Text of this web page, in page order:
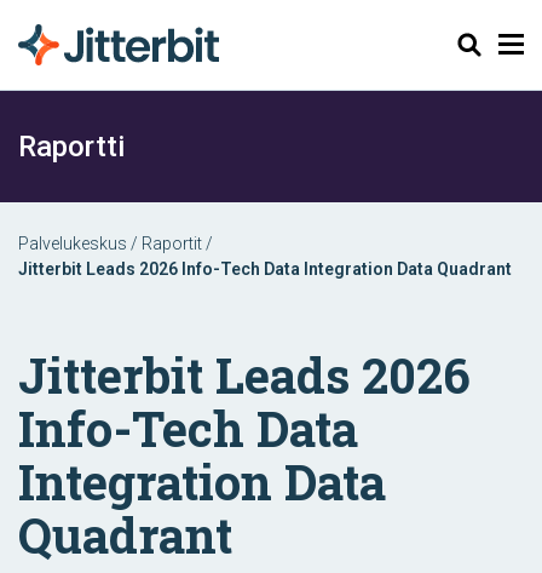
Haku
Raportti
Palvelukeskus / Raportit /
Jitterbit Leads 2026 Info-Tech Data Integration Data Quadrant
Jitterbit Leads 2026
Info-Tech Data
Integration Data
Quadrant